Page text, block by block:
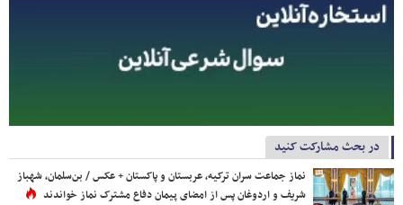
در بحث مشارکت کنید
نماز جماعت سران ترکیه، عربستان و پاکستان + عکس / بن‌سلمان، شهباز
شریف و اردوغان پس از امضای پیمان دفاع مشترک نماز خواندند